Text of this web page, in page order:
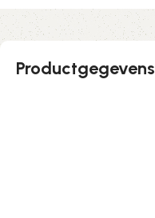
Productgegevens